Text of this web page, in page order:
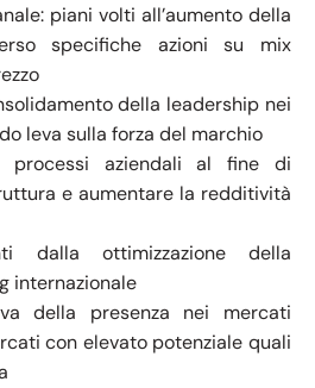
piani volti all’aumento della
specifiche azioni su mix
della leadership nei
leva sulla forza del marchio
processi aziendali al fine di
e aumentare la redditività
dalla ottimizzazione della
internazionale
della presenza nei mercati
con elevato potenziale quali